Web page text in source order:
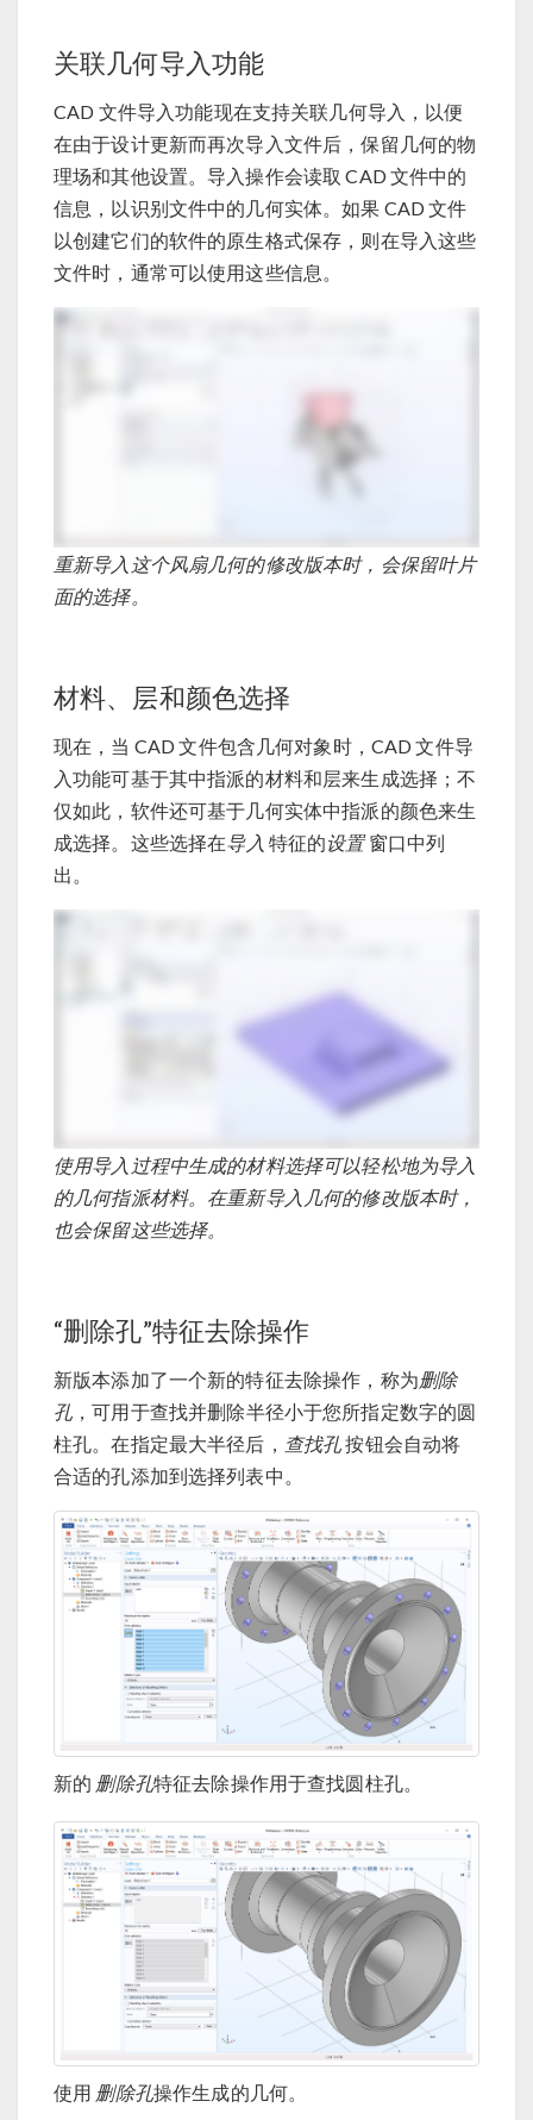
关联几何导入功能
CAD 文件导入功能现在支持关联几何导入，以便
在由于设计更新而再次导入文件后，保留几何的物
理场和其他设置。导入操作会读取 CAD 文件中的
信息，以识别文件中的几何实体。如果 CAD 文件
以创建它们的软件的原生格式保存，则在导入这些
文件时，通常可以使用这些信息。
重新导入这个风扇几何的修改版本时，会保留叶片
面的选择。
材料、层和颜色选择
现在，当 CAD 文件包含几何对象时，CAD 文件导
入功能可基于其中指派的材料和层来生成选择；不
仅如此，软件还可基于几何实体中指派的颜色来生
成选择。这些选择在导入 特征的设置窗口中列
出。
使用导入过程中生成的材料选择可以轻松地为导入
的几何指派材料。在重新导入几何的修改版本时，
也会保留这些选择。
“删除孔”特征去除操作
新版本添加了一个新的特征去除操作，称为删除
孔 ，可用于查找并删除半径小于您所指定数字的圆
柱孔。在指定最大半径后， 查找孔按钮会自动将
合适的孔添加到选择列表中。
新的 删除孔特征去除操作用于查找圆柱孔。
使用 删除孔操作生成的几何。